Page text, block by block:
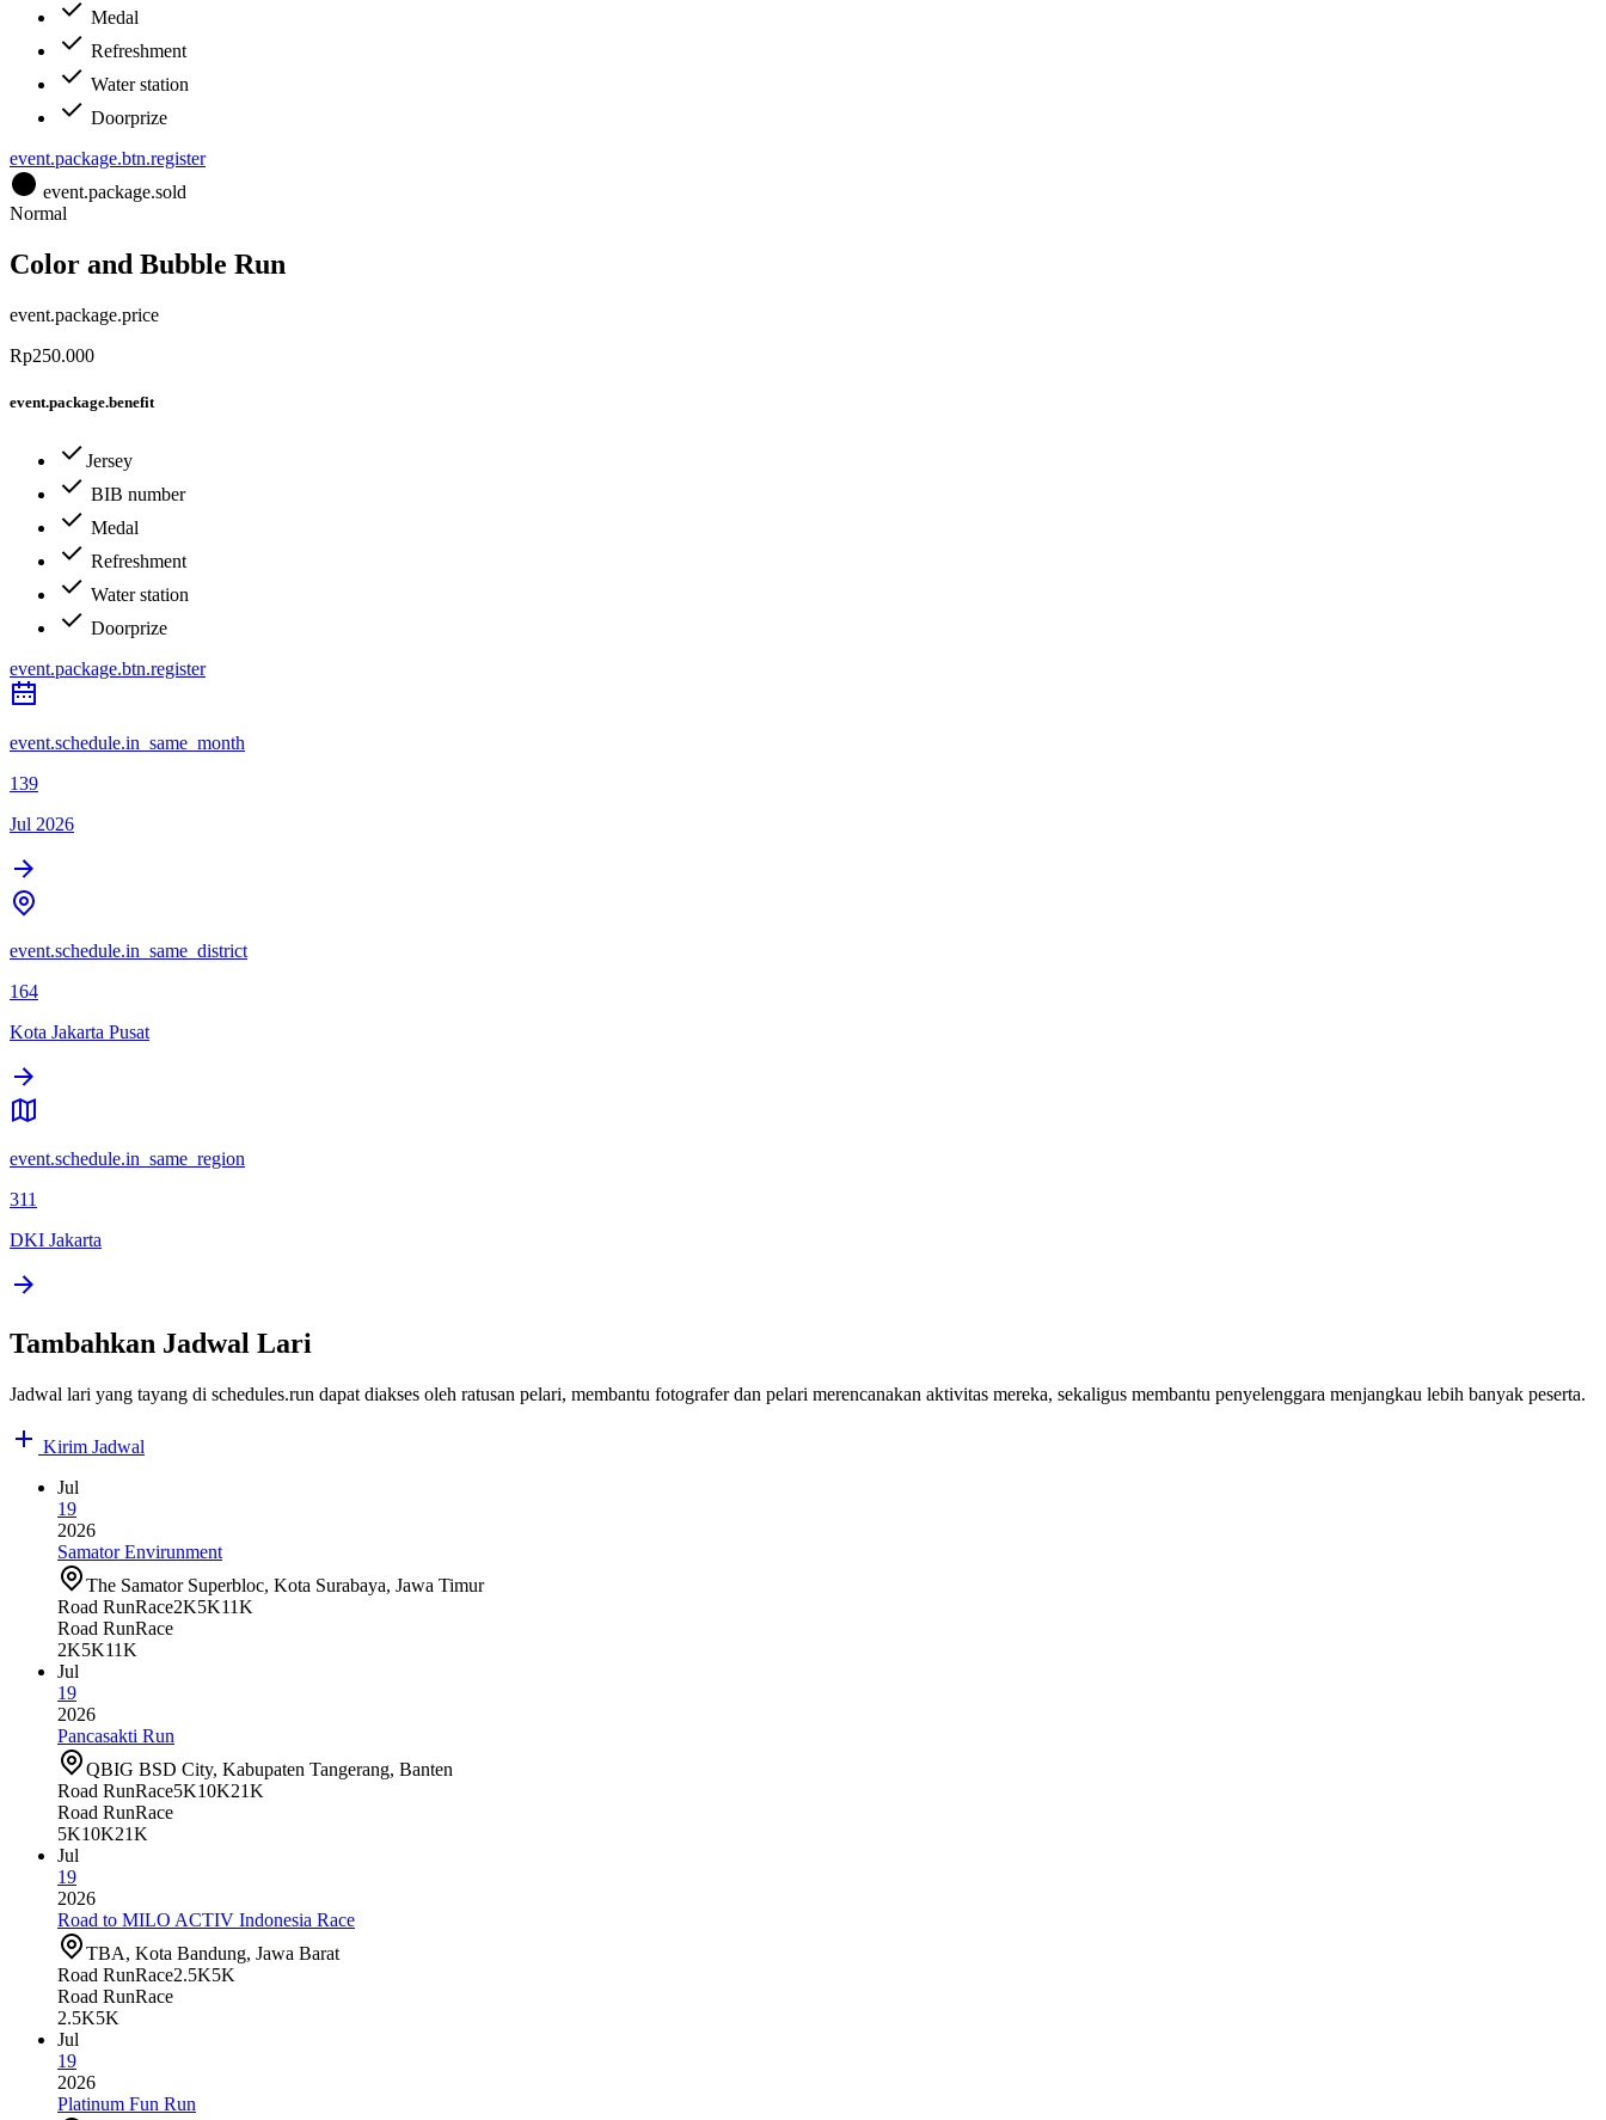
Medal
Refreshment
Water station
Doorprize
event.package.btn.register
event.package.sold
Normal
Color and Bubble Run
event.package.price
Rp250.000
event.package.benefit
Jersey
BIB number
Medal
Refreshment
Water station
Doorprize
event.package.btn.register
event.schedule.in_same_month
139
Jul 2026
event.schedule.in_same_district
164
Kota Jakarta Pusat
event.schedule.in_same_region
311
DKI Jakarta
Tambahkan Jadwal Lari
Jadwal lari yang tayang di schedules.run dapat diakses oleh ratusan pelari, membantu fotografer dan pelari merencanakan aktivitas mereka, sekaligus membantu penyelenggara menjangkau lebih banyak peserta.
Kirim Jadwal
Jul
19
2026
Samator Envirunment
The Samator Superbloc, Kota Surabaya, Jawa Timur
Road RunRace2K5K11K
Road RunRace
2K5K11K
Jul
19
2026
Pancasakti Run
QBIG BSD City, Kabupaten Tangerang, Banten
Road RunRace5K10K21K
Road RunRace
5K10K21K
Jul
19
2026
Road to MILO ACTIV Indonesia Race
TBA, Kota Bandung, Jawa Barat
Road RunRace2.5K5K
Road RunRace
2.5K5K
Jul
19
2026
Platinum Fun Run